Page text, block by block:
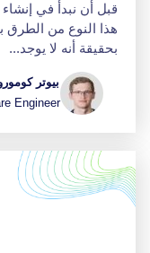
قبل أن نبدأ في
هذا النوع من الطرق
بحقيقة أنه لا يوجد...
بيوتر
Engineer